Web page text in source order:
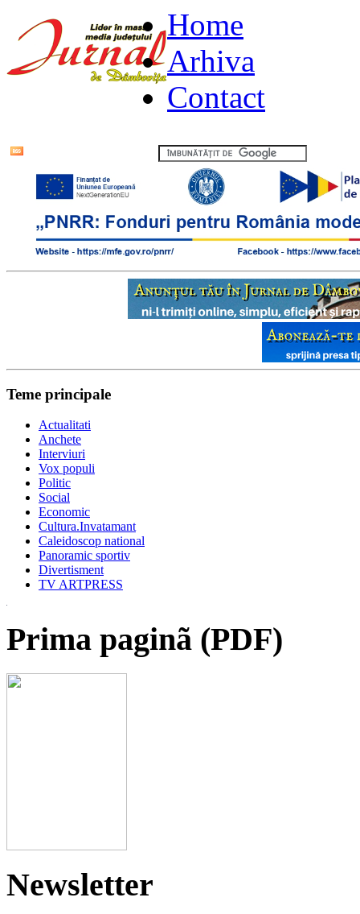
Home
Arhiva
Contact
Teme principale
Actualitati
Anchete
Interviuri
Vox populi
Politic
Social
Economic
Cultura.Invatamant
Caleidoscop national
Panoramic sportiv
Divertisment
TV ARTPRESS
Prima paginã (PDF)
Newsletter